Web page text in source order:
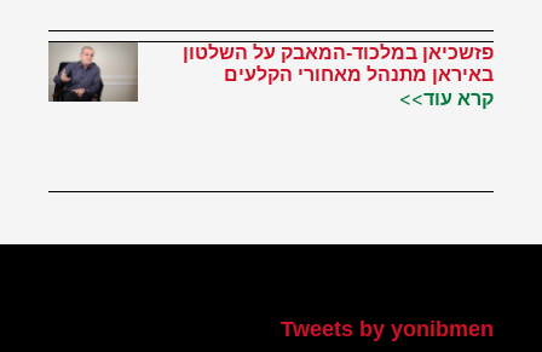
פזשכיאן במלכוד-המאבק על השלטון
באיראן מתנהל מאחורי הקלעים
קרא עוד>>
Tweets by yonibmen